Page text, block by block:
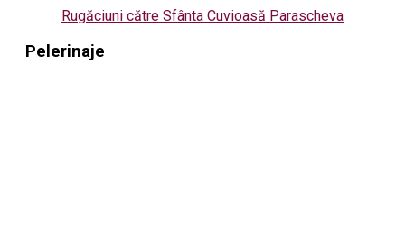
Rugăciuni către Sfânta Cuvioasă Parascheva
Pelerinaje